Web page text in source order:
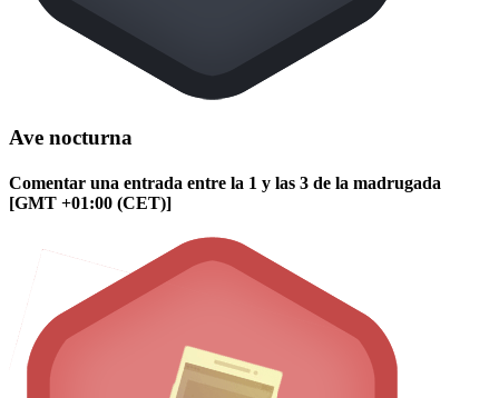
Ave nocturna
Comentar una entrada entre la 1 y las 3 de la madrugada
[GMT +01:00 (CET)]